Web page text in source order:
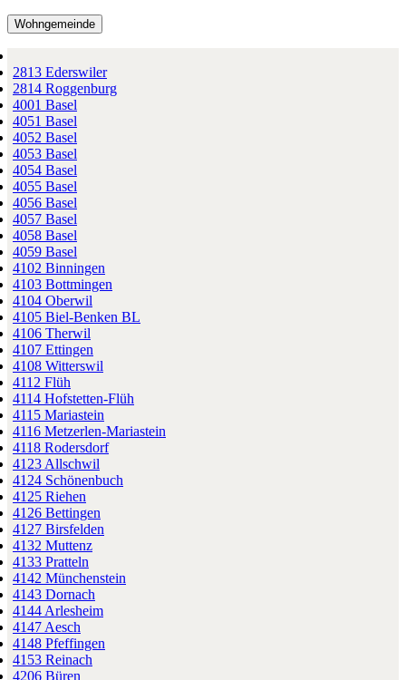
Wohngemeinde
2813 Ederswiler
2814 Roggenburg
4001 Basel
4051 Basel
4052 Basel
4053 Basel
4054 Basel
4055 Basel
4056 Basel
4057 Basel
4058 Basel
4059 Basel
4102 Binningen
4103 Bottmingen
4104 Oberwil
4105 Biel-Benken BL
4106 Therwil
4107 Ettingen
4108 Witterswil
4112 Flüh
4114 Hofstetten-Flüh
4115 Mariastein
4116 Metzerlen-Mariastein
4118 Rodersdorf
4123 Allschwil
4124 Schönenbuch
4125 Riehen
4126 Bettingen
4127 Birsfelden
4132 Muttenz
4133 Pratteln
4142 Münchenstein
4143 Dornach
4144 Arlesheim
4147 Aesch
4148 Pfeffingen
4153 Reinach
4206 Büren